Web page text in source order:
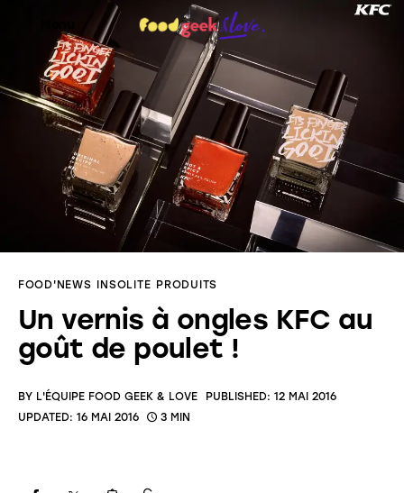
Food’News
Food’Com
Food’Art
Food’Life
FOOD'NEWS INSOLITE PRODUITS
Un vernis à ongles KFC au
goût de poulet !
BY L'ÉQUIPE FOOD GEEK & LOVE PUBLISHED: 12 MAI 2016
UPDATED: 16 MAI 2016 3 MIN